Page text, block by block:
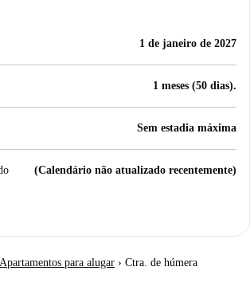
1 de janeiro de 2027
1 meses (50 dias).
Sem estadia máxima
(Calendário não atualizado recentemente)
Apartamentos para alugar › Ctra. de húmera